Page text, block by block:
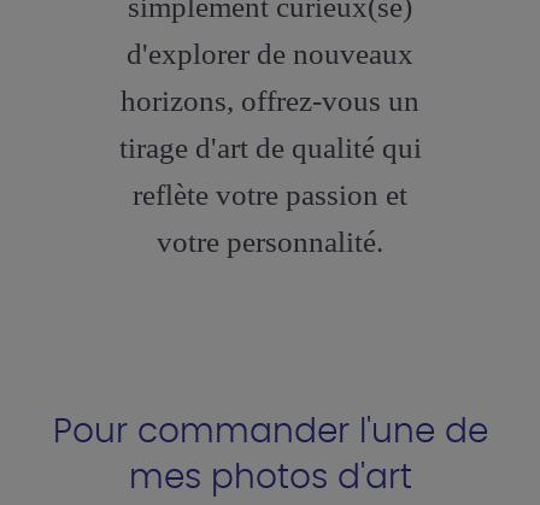
d'explorer de nouveaux
horizons, offrez-vous un
tirage d'art de qualité qui
reflète votre passion et
votre personnalité.
Pour commander l'une de
mes photos d'art